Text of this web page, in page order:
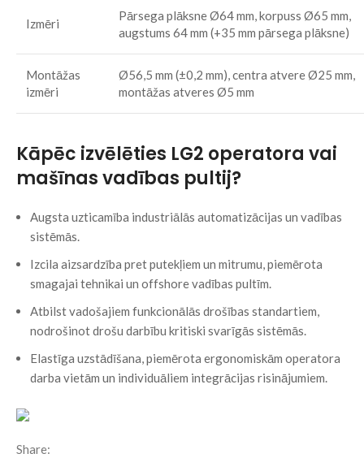
Izmēri
Pārsega plāksne Ø64 mm, korpuss Ø65 mm,
augstums 64 mm (+35 mm pārsega plāksne)
Montāžas
izmēri
Ø56,5 mm (±0,2 mm), centra atvere Ø25 mm,
montāžas atveres Ø5 mm
Kāpēc izvēlēties LG2 operatora vai
mašīnas vadības pultij?
Augsta uzticamība industriālās automatizācijas un vadības
sistēmās.
Izcila aizsardzība pret putekļiem un mitrumu, piemērota
smagajai tehnikai un offshore vadības pultīm.
Atbilst vadošajiem funkcionālās drošības standartiem,
nodrošinot drošu darbību kritiski svarīgās sistēmās.
Elastīga uzstādīšana, piemērota ergonomiskām operatora
darba vietām un individuāliem integrācijas risinājumiem.
Share: